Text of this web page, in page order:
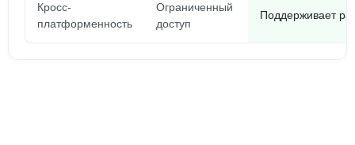
Кросс-
платформенность
Ограниченный
доступ
Поддерживает